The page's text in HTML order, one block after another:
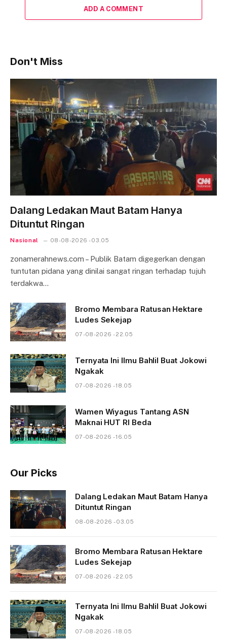
ADD A COMMENT
Don't Miss
Dalang Ledakan Maut Batam Hanya
Dituntut Ringan
Nasional 08-08-2026 - 03.05
zonamerahnews.com – Publik Batam digegerkan dengan
tuntutan pidana yang dinilai sangat ringan terhadap tujuh
terdakwa…
Bromo Membara Ratusan Hektare
Ludes Sekejap
07-08-2026 - 22.05
Ternyata Ini Ilmu Bahlil Buat Jokowi
Ngakak
07-08-2026 - 18.05
Wamen Wiyagus Tantang ASN
Maknai HUT RI Beda
07-08-2026 - 16.05
Our Picks
Dalang Ledakan Maut Batam Hanya
Dituntut Ringan
08-08-2026 - 03.05
Bromo Membara Ratusan Hektare
Ludes Sekejap
07-08-2026 - 22.05
Ternyata Ini Ilmu Bahlil Buat Jokowi
Ngakak
07-08-2026 - 18.05